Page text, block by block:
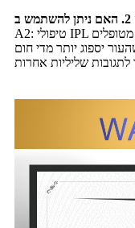
A2: טיפולי IPL ולייזר דיודה ניתנים לביצוע בו זמנית. כאשר מטופלים
יספוג יותר מדי חום